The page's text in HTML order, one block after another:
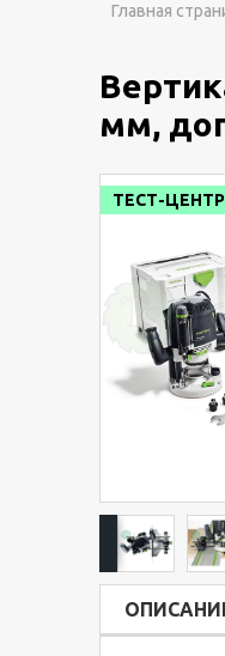
Главная
мм,
ТЕСТ-ЦЕНТР